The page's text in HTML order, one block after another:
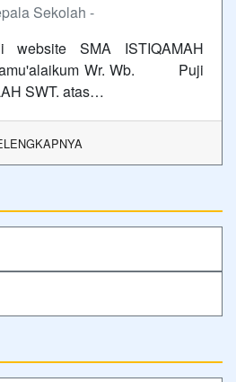
Sekolah -
website SMA ISTIQAMAH
Wr. Wb. Puji
SWT. atas…